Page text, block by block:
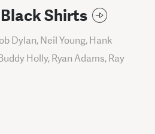
Shirts
Dylan, Neil Young, Hank
Holly, Ryan Adams, Ray